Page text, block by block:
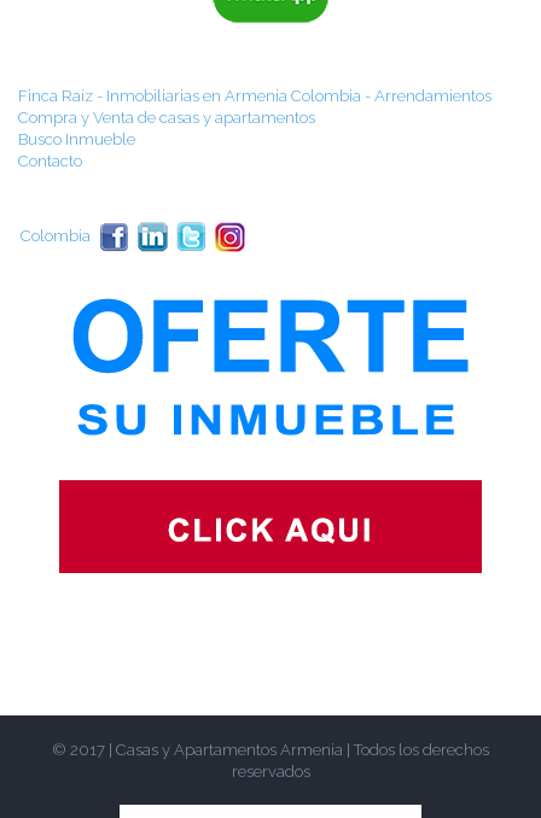
Finca Raíz - Inmobiliarias en Armenia Colombia - Arrendamientos
Compra y Venta de casas y apartamentos
Busco Inmueble
Contacto
Colombia
© 2017 | Casas y Apartamentos Armenia | Todos los derechos
reservados